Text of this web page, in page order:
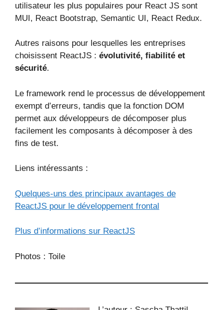
utilisateur les plus populaires pour React JS sont
MUI, React Bootstrap, Semantic UI, React Redux.
Autres raisons pour lesquelles les entreprises
choisissent ReactJS : évolutivité, fiabilité et
sécurité.
Le framework rend le processus de développement
exempt d’erreurs, tandis que la fonction DOM
permet aux développeurs de décomposer plus
facilement les composants à décomposer à des
fins de test.
Liens intéressants :
Quelques-uns des principaux avantages de
ReactJS pour le développement frontal
Plus d’informations sur ReactJS
Photos : Toile